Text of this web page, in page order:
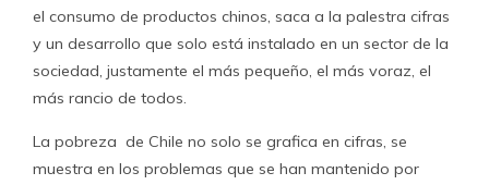
el consumo de productos chinos, saca a la palestra cifras
y un desarrollo que solo está instalado en un sector de la
sociedad, justamente el más pequeño, el más voraz, el
más rancio de todos.
La pobreza de Chile no solo se grafica en cifras, se
muestra en los problemas que se han mantenido por